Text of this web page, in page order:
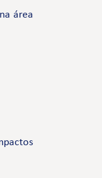
área